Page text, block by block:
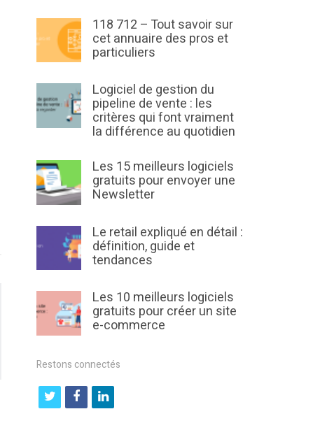
118 712 – Tout savoir sur
cet annuaire des pros et
particuliers
Logiciel de gestion du
pipeline de vente : les
critères qui font vraiment
la différence au quotidien
Les 15 meilleurs logiciels
gratuits pour envoyer une
Newsletter
Le retail expliqué en détail :
définition, guide et
tendances
Les 10 meilleurs logiciels
gratuits pour créer un site
e-commerce
Restons connectés
t
f
l